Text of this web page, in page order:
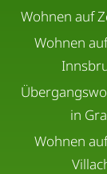
Wohnen auf
Wohnen
in
Wohnen